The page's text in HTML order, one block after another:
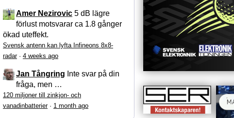
Amer Nezirovic 5 dB lägre
förlust motsvarar ca 1.8 gånger
ökad uteffekt.
Svensk antenn kan lyfta Infineons 8x8-
radar· 4 weeks ago
Jan Tångring Inte svar på din
fråga, men …
120 miljoner till zinkjon- och
vanadinbatterier· 1 month ago